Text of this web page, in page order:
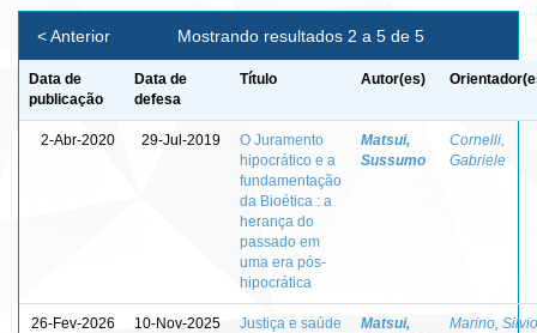
Mostrando resultados 2 a 5 de 5
< Anterior
Data de
publicação
Data de
defesa
Título Autor(es)
2-Abr-2020 29-Jul-2019
O Juramento
hipocrático e a
fundamentação
da Bioética : a
herança do
passado em
uma era pós-
hipocrática
Matsui,
Sussumo
Cornelli,
Gabriele
26-Fev-2026 10-Nov-2025
Justiça e saúde
Matsui,
Marino, Silvio